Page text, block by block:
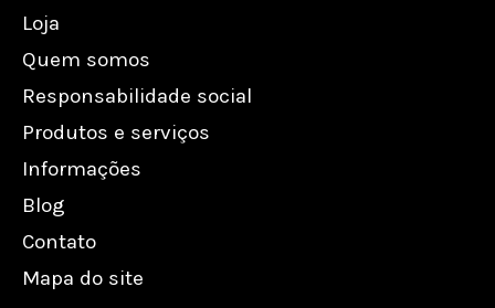
Loja
Quem somos
Responsabilidade social
Produtos e serviços
Informações
Blog
Contato
Mapa do site